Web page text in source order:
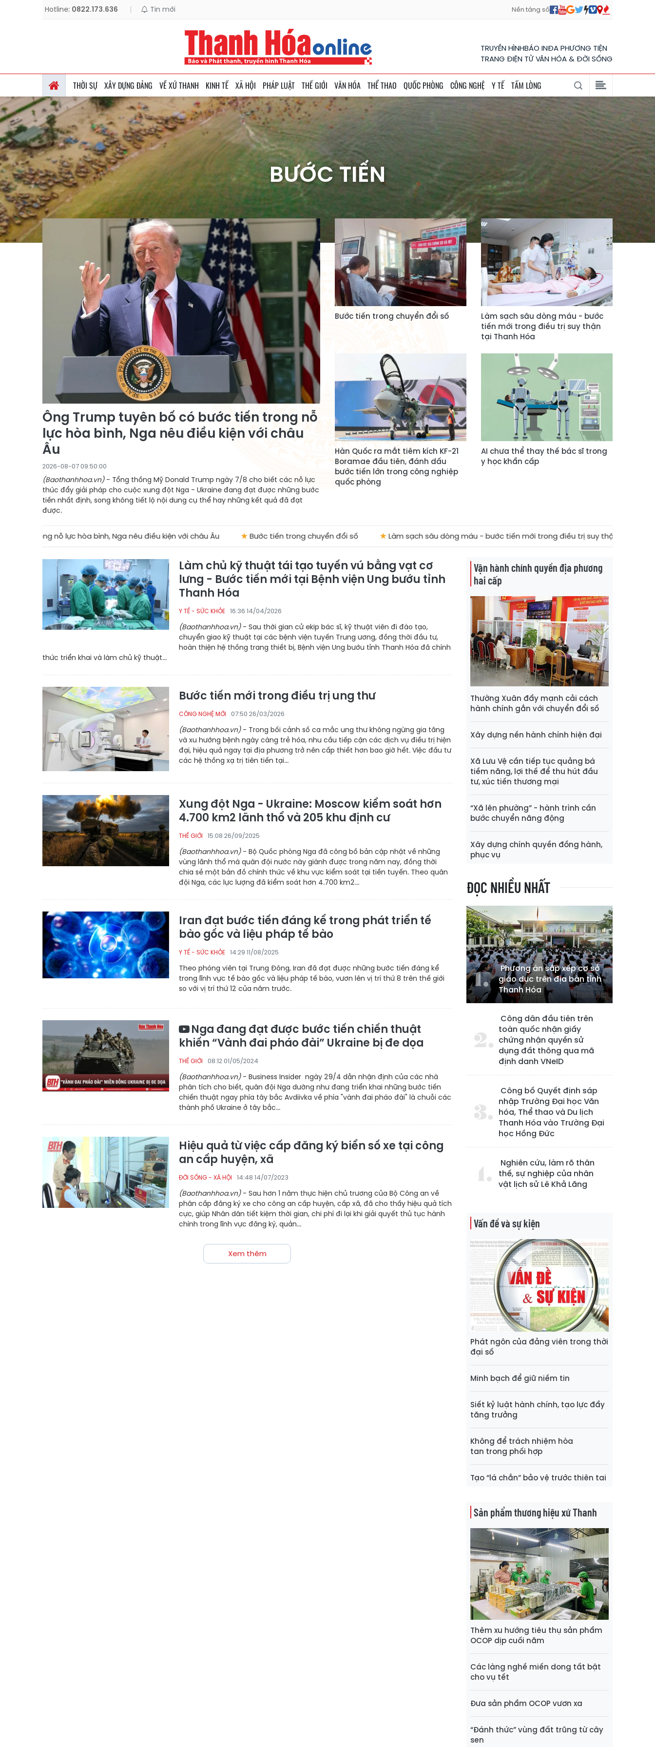
Hotline: 0822.173.636 | Tin mới Nền tảng số
TRUYỀN HÌNHBÁO INĐA PHƯƠNG TIỆN
TRANG ĐIỆN TỬ VĂN HÓA & ĐỜI SỐNG
THỜI SỰ XÂY DỰNG ĐẢNG VỀ XỨ THANH KINH TẾ XÃ HỘI PHÁP LUẬT THẾ GIỚI VĂN HÓA THỂ THAO QUỐC PHÒNG CÔNG NGHỆ Y TẾ TẤM LÒNG
BƯỚC TIẾN
Ông Trump tuyên bố có bước tiến trong nỗ
lực hòa bình, Nga nêu điều kiện với châu
Âu
2026-08-07 09:50:00
(Baothanhhoa.vn)- Tổng thống Mỹ Donald Trump ngày 7/8 cho biết các nỗ lực
thúc đẩy giải pháp cho cuộc xung đột Nga - Ukraine đang đạt được những bước
tiến nhất định, song không tiết lộ nội dung cụ thể hay những kết quả đã đạt
được.
Bước tiến trong chuyển đổi số
Làm sạch sâu dòng máu - bước
tiến mới trong điều trị suy thận
tại Thanh Hóa
Hàn Quốc ra mắt tiêm kích KF-21
Boramae đầu tiên, đánh dấu
bước tiến lớn trong công nghiệp
quốc phòng
AI chưa thể thay thế bác sĩ trong
y học khẩn cấp
trong nỗ lực hòa bình, Nga nêu điều kiện với châu Âu Bước tiến trong chuyển đổi số Làm sạch sâu dòng máu - bước tiến mới trong điều trị suy thận tại Thanh Hóa
Làm chủ kỹ thuật tái tạo tuyến vú bằng vạt cơ
lưng - Bước tiến mới tại Bệnh viện Ung bướu tỉnh
Thanh Hóa
Y TẾ - SỨC KHỎE 16:36 14/04/2026
(Baothanhhoa.vn)- Sau thời gian cử ekip bác sĩ, kỹ thuật viên đi đào tạo,
chuyển giao kỹ thuật tại các bệnh viện tuyến Trung ương, đồng thời đầu tư,
hoàn thiện hệ thống trang thiết bị, Bệnh viện Ung bướu tỉnh Thanh Hóa đã chính
thức triển khai và làm chủ kỹ thuật...
Bước tiến mới trong điều trị ung thư
CÔNG NGHỆ MỚI 07:50 26/03/2026
(Baothanhhoa.vn)- Trong bối cảnh số ca mắc ung thư không ngừng gia tăng
và xu hướng bệnh ngày càng trẻ hóa, nhu cầu tiếp cận các dịch vụ điều trị hiện
đại, hiệu quả ngay tại địa phương trở nên cấp thiết hơn bao giờ hết. Việc đầu tư
các hệ thống xạ trị tiên tiến tại...
Xung đột Nga - Ukraine: Moscow kiểm soát hơn
4.700 km2 lãnh thổ và 205 khu định cư
THẾ GIỚI 15:08 26/09/2025
(Baothanhhoa.vn)- Bộ Quốc phòng Nga đã công bố bản cập nhật về những
vùng lãnh thổ mà quân đội nước này giành được trong năm nay, đồng thời
chia sẻ một bản đồ chính thức về khu vực kiểm soát tại tiền tuyến. Theo quân
đội Nga, các lực lượng đã kiểm soát hơn 4.700 km2...
Iran đạt bước tiến đáng kể trong phát triển tế
bào gốc và liệu pháp tế bào
Y TẾ - SỨC KHỎE 14:29 11/08/2025
Theo phóng viên tại Trung Đông, Iran đã đạt được những bước tiến đáng kể
trong lĩnh vực tế bào gốc và liệu pháp tế bào, vươn lên vị trí thứ 8 trên thế giới
so với vị trí thứ 12 của năm trước.
Nga đang đạt được bước tiến chiến thuật
khiến “Vành đai pháo đài” Ukraine bị đe dọa
THẾ GIỚI 08:12 01/05/2024
(Baothanhhoa.vn)- Business Insider ngày 29/4 dẫn nhận định của các nhà
phân tích cho biết, quân đội Nga dường như đang triển khai những bước tiến
chiến thuật ngay phía tây bắc Avdiivka về phía "vành đai pháo đài" là chuỗi các
thành phố Ukraine ở tây bắc...
Hiệu quả từ việc cấp đăng ký biển số xe tại công
an cấp huyện, xã
ĐỜI SỐNG - XÃ HỘI 14:48 14/07/2023
(Baothanhhoa.vn)- Sau hơn 1 năm thực hiện chủ trương của Bộ Công an về
phân cấp đăng ký xe cho công an cấp huyện, cấp xã, đã cho thấy hiệu quả tích
cực, giúp Nhân dân tiết kiệm thời gian, chi phí đi lại khi giải quyết thủ tục hành
chính trong lĩnh vực đăng ký, quản...
Xem thêm
Vận hành chính quyền địa phương
hai cấp
Thường Xuân đẩy mạnh cải cách
hành chính gắn với chuyển đổi số
Xây dựng nền hành chính hiện đại
Xã Lưu Vệ cần tiếp tục quảng bá
tiềm năng, lợi thế để thu hút đầu
tư, xúc tiến thương mại
“Xã lên phường” - hành trình cần
bước chuyển năng động
Xây dựng chính quyền đồng hành,
phục vụ
ĐỌC NHIỀU NHẤT
Phương án sắp xếp cơ sở
giáo dục trên địa bàn tỉnh
Thanh Hóa
Công dân đầu tiên trên
toàn quốc nhận giấy
chứng nhận quyền sử
dụng đất thông qua mã
định danh VNeID
Công bố Quyết định sáp
nhập Trường Đại học Văn
hóa, Thể thao và Du lịch
Thanh Hóa vào Trường Đại
học Hồng Đức
Nghiên cứu, làm rõ thân
thế, sự nghiệp của nhân
vật lịch sử Lê Khả Lãng
Vấn đề và sự kiện
Phát ngôn của đảng viên trong thời
đại số
Minh bạch để giữ niềm tin
Siết kỷ luật hành chính, tạo lực đẩy
tăng trưởng
Không để trách nhiệm hòa
tan trong phối hợp
Tạo “lá chắn” bảo vệ trước thiên tai
Sản phẩm thương hiệu xứ Thanh
Thêm xu hướng tiêu thụ sản phẩm
OCOP dịp cuối năm
Các làng nghề miến dong tất bật
cho vụ tết
Đưa sản phẩm OCOP vươn xa
“Đánh thức” vùng đất trũng từ cây
sen